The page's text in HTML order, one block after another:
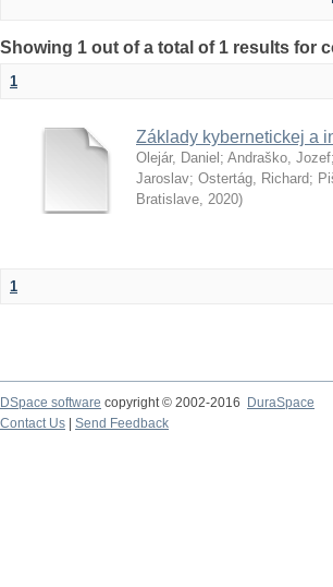
Showing 1 out of a total of 1 results for
1
Základy kybernetickej a
Olejár, Daniel ; Andraško, Jozef;
Jaroslav; Ostertág, Richard;
Bratislave, 2020)
1
DSpace software copyright © 2002-2016
DuraSpace
Contact Us
Send Feedback